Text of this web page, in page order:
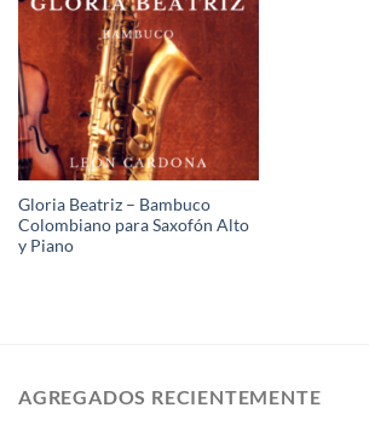
Gloria Beatriz – Bambuco
Colombiano para Saxofón Alto
y Piano
AGREGADOS RECIENTEMENTE